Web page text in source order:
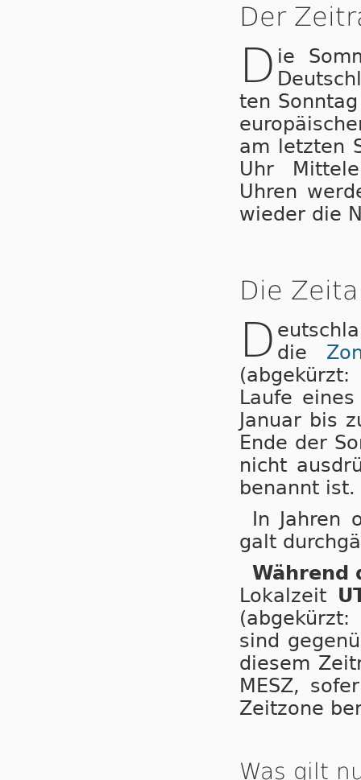
Der
D ie
ten
am letzten
Uhr
Uhren
wieder die
Die
D die
Laufe
Januar bis
Ende der
nicht
benannt ist.
In Jahren
galt
Während
Lokalzeit
(abgekürzt:
sind
diesem
MESZ,
Zeitzone
Was gilt